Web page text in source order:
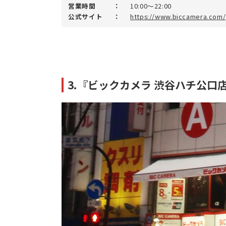
営業時間 ：
10:00～22:00
公式サイト
： https://www.biccamera.com/
3.『ビックカメラ 渋谷ハチ公口